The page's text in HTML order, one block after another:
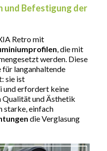
und Befestigung der
Retro mit
, die mit
werden. Diese
langanhaltende
sie ist
erfordert keine
Qualität und Ästhetik
starke, einfach
die Verglasung